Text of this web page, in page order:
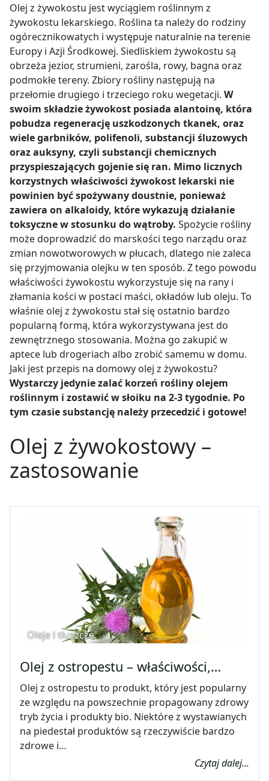
Olej z żywokostu jest wyciągiem roślinnym z
żywokostu lekarskiego. Roślina ta należy do rodziny
ogórecznikowatych i występuje naturalnie na terenie
Europy i Azji Środkowej. Siedliskiem żywokostu są
obrzeża jezior, strumieni, zarośla, rowy, bagna oraz
podmokłe tereny. Zbiory rośliny następują na
przełomie drugiego i trzeciego roku wegetacji. W
swoim składzie żywokost posiada alantoinę, która
pobudza regenerację uszkodzonych tkanek, oraz
wiele garbników, polifenoli, substancji śluzowych
oraz auksyny, czyli substancji chemicznych
przyspieszających gojenie się ran. Mimo licznych
korzystnych właściwości żywokost lekarski nie
powinien być spożywany doustnie, ponieważ
zawiera on alkaloidy, które wykazują działanie
toksyczne w stosunku do wątroby. Spożycie rośliny
może doprowadzić do marskości tego narządu oraz
zmian nowotworowych w płucach, dlatego nie zaleca
się przyjmowania olejku w ten sposób. Z tego powodu
właściwości żywokostu wykorzystuje się na rany i
złamania kości w postaci maści, okładów lub oleju. To
właśnie olej z żywokostu stał się ostatnio bardzo
popularną formą, która wykorzystywana jest do
zewnętrznego stosowania. Można go zakupić w
aptece lub drogeriach albo zrobić samemu w domu.
Jaki jest przepis na domowy olej z żywokostu?
Wystarczy jedynie zalać korzeń rośliny olejem
roślinnym i zostawić w słoiku na 2-3 tygodnie. Po
tym czasie substancję należy przecedzić i gotowe!
Olej z żywokostowy –
zastosowanie
Oleje i tłuszcze
Olej z ostropestu – właściwości,…
Olej z ostropestu to produkt, który jest popularny
ze względu na powszechnie propagowany zdrowy
tryb życia i produkty bio. Niektóre z wystawianych
na piedestał produktów są rzeczywiście bardzo
zdrowe i…
Czytaj dalej...